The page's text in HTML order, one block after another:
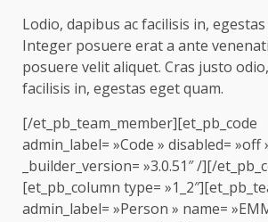
Lodio, dapibus ac facilisis in,
Integer posuere erat a ante
posuere velit aliquet. Cras justo
facilisis in, egestas eget quam.
[/et_pb_team_member][et_pb_code
admin_label= »Code » disabled= »off
_builder_version= »3.0.51″ /][/
[et_pb_column type=
admin_label= »Person » name=